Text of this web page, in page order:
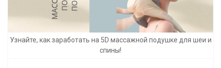
Узнайте, как заработать на 5D массажной подушке для шеи и
спины!